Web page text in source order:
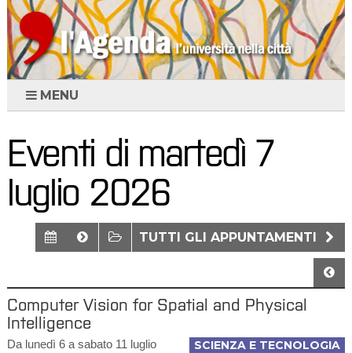
MENU
Eventi di martedì 7
luglio 2026
TUTTI GLI APPUNTAMENTI
Computer Vision for Spatial and Physical
Intelligence
SCIENZA E TECNOLOGIA
Da lunedì 6 a sabato 11 luglio